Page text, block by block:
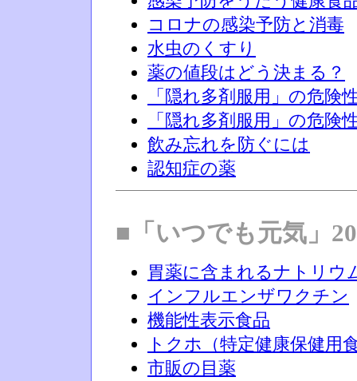
コロナの感染予防と消毒
水虫のくすり
薬の値段はどう決まる？
「隠れ多剤服用」の危険
「隠れ多剤服用」の危険
飲み忘れを防ぐには
認知症の薬
■「いつでも元気」
胃薬に含まれるナトリウ
インフルエンザワクチン
機能性表示食品
トクホ（特定健康保健用
市販の目薬